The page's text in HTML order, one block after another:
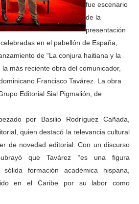
fue escenario
de la
presentación
en el pabellón de España,
de “La conjura haitiana y la
la más reciente obra del comunicador,
Francisco Tavárez. La obra
Editorial Sial Pigmalión, de
por Basilio Rodríguez Cañada,
quien destacó la relevancia cultural
de novedad editorial. Con un discurso
que Tavárez “es una figura
formación académica hispana,
en el Caribe por su labor como